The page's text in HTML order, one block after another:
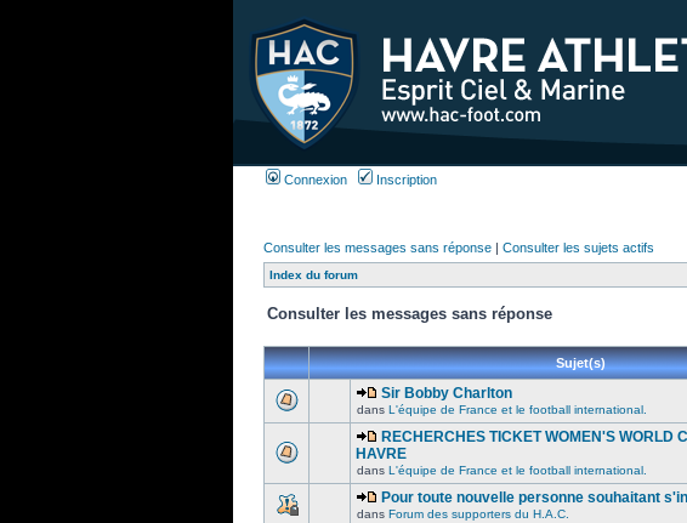
Connexion Inscription
Consulter les messages sans réponse | Consulter les sujets actifs
Index du forum
Consulter les messages sans réponse
Sujet(s)
Sir Bobby Charlton
dans L'équipe de France et le football international.
RECHERCHES TICKET WOMEN'S WORLD
HAVRE
dans L'équipe de France et le football international.
Pour toute nouvelle personne souhaitant
dans Forum des supporters du H.A.C.